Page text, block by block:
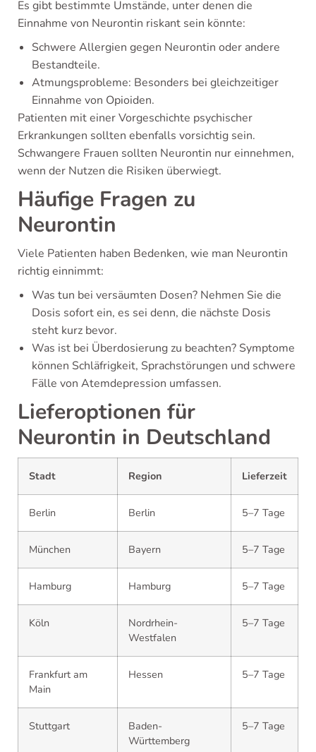
Es gibt bestimmte Umstände, unter denen die
Einnahme von Neurontin riskant sein könnte:
Schwere Allergien gegen Neurontin oder andere
Bestandteile.
Atmungsprobleme: Besonders bei gleichzeitiger
Einnahme von Opioiden.
Patienten mit einer Vorgeschichte psychischer
Erkrankungen sollten ebenfalls vorsichtig sein.
Schwangere Frauen sollten Neurontin nur einnehmen,
wenn der Nutzen die Risiken überwiegt.
Häufige Fragen zu
Neurontin
Viele Patienten haben Bedenken, wie man Neurontin
richtig einnimmt:
Was tun bei versäumten Dosen? Nehmen Sie die
Dosis sofort ein, es sei denn, die nächste Dosis
steht kurz bevor.
Was ist bei Überdosierung zu beachten? Symptome
können Schläfrigkeit, Sprachstörungen und schwere
Fälle von Atemdepression umfassen.
Lieferoptionen für
Neurontin in Deutschland
Stadt Region Lieferzeit
Berlin Berlin 5–7 Tage
München Bayern 5–7 Tage
Hamburg Hamburg 5–7 Tage
Köln
Nordrhein-
Westfalen
5–7 Tage
Frankfurt am
Main
Hessen 5–7 Tage
Stuttgart
Baden-
Württemberg
5–7 Tage